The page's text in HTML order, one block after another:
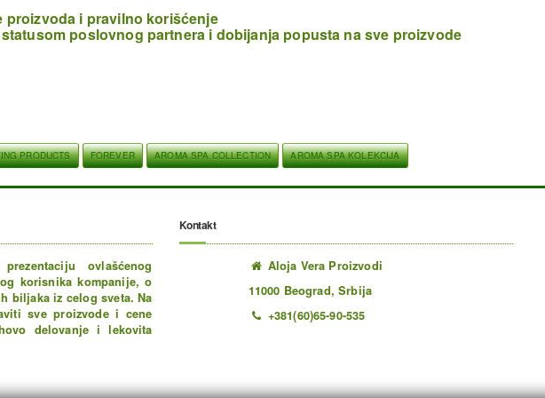
proizvoda i pravilno korišćenje
poslovnog partnera i dobijanja popusta na sve proizvode
PRODUCTS FOREVER AROMA SPA COLLECTION AROMA SPA KOLEKCIJA
ovlašćenog
korisnika kompanije, o
biljaka iz celog sveta. Na
sve proizvode i cene
delovanje i lekovita
Kontakt
Aloja Vera Proizvodi
11000 Beograd, Srbija
+381(60)65-90-535